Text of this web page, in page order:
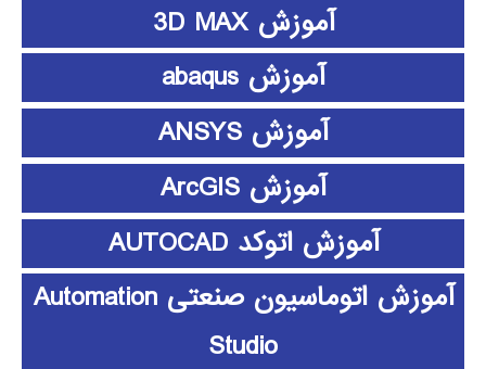
آموزش 3D MAX
آموزش abaqus
آموزش ANSYS
آموزش ArcGIS
آموزش اتوکد AUTOCAD
آموزش اتوماسیون صنعتی Automation
Studio